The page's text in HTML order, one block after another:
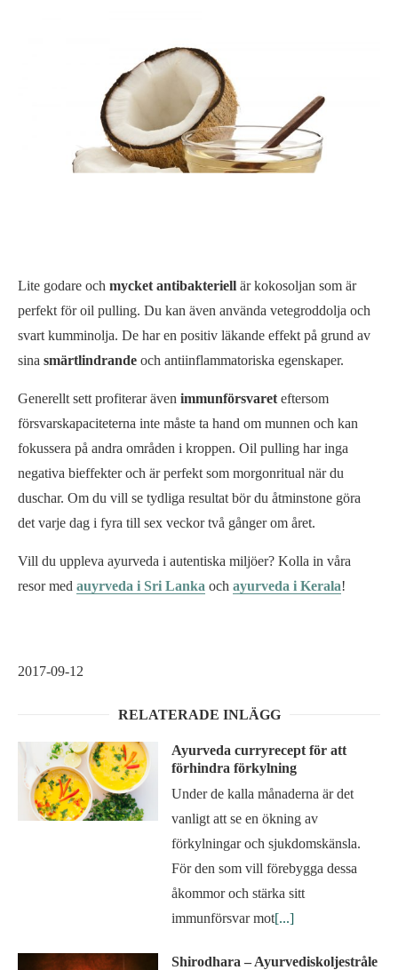
Lite godare och mycket antibakteriell är kokosoljan som är
perfekt för oil pulling. Du kan även använda vetegroddolja och
svart kumminolja. De har en positiv läkande effekt på grund av
sina smärtlindrande och antiinflammatoriska egenskaper.
Generellt sett profiterar även immunförsvaret eftersom
försvarskapaciteterna inte måste ta hand om munnen och kan
fokussera på andra områden i kroppen. Oil pulling har inga
negativa bieffekter och är perfekt som morgonritual när du
duschar. Om du vill se tydliga resultat bör du åtminstone göra
det varje dag i fyra till sex veckor två gånger om året.
Vill du uppleva ayurveda i autentiska miljöer? Kolla in våra
resor med auyrveda i Sri Lanka och ayurveda i Kerala!
2017-09-12
RELATERADE INLÄGG
Ayurveda curryrecept för att
förhindra förkylning
Under de kalla månaderna är det
vanligt att se en ökning av
förkylningar och sjukdomskänsla.
För den som vill förebygga dessa
åkommor och stärka sitt
immunförsvar mot[...]
Shirodhara – Ayurvediskoljestråle